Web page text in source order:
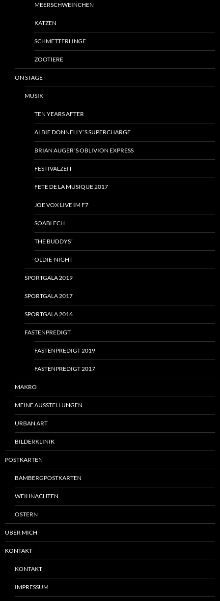
MEERSCHWEINCHEN
KATZEN
SCHMETTERLINGE
ZOOTIERE
ON STAGE
MUSIK
TEN YEARS AFTER
ALBIE DONNELLY´S SUPERCHARGE
BRIAN AUGER´S OBLIVION EXPRESS
FESTIVALZEIT
FETE DE LA MUSIQUE 2017
JOE VOX LIVE IM F7
SOABLECH
THE BUDDYS´
OLDIE-NIGHT
SPORTGALA 2019
SPORTGALA 2017
SPORTGALA 2016
FASTENPREDIGT
FASTENPREDIGT 2019
FASTENPREDIGT 2017
MAKRO
MEINE AUSSTELLUNGEN
URBAN ART
BILDERKLINIK
POSTKARTEN
BAMBERGPOSTKARTEN
WEIHNACHTEN
OSTERN
ÜBER MICH
KONTAKT
KONTAKT
IMPRESSUM